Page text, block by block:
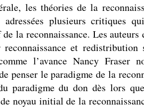
les théories de la
adressées plusieurs critiques
la reconnaissance. Les
et redistribution
l’avance Nancy Fraser
penser le paradigme de la
paradigme du don dès lors
noyau initial de la